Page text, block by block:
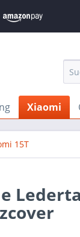
Xiaomi
15T